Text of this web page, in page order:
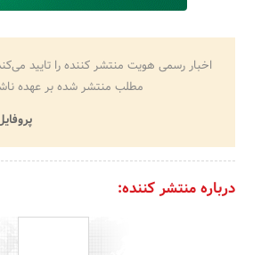
اخبار رسمی هویت منتشر کننده را تایید
مطلب منتشر شده بر عهده
درباره منتشر کننده: